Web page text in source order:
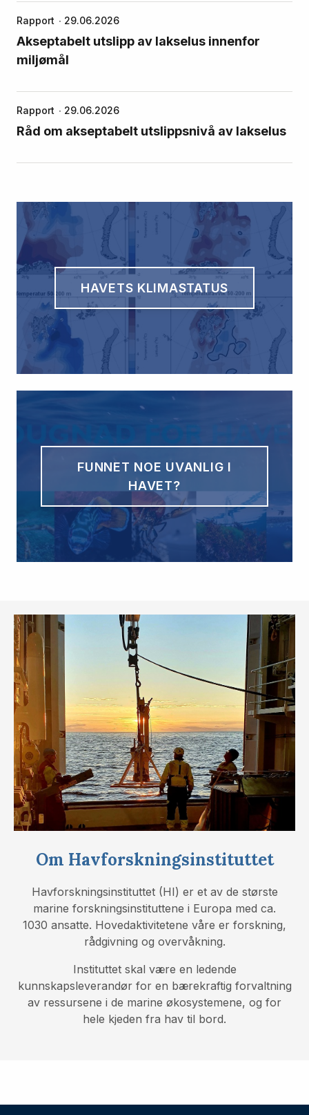
Rapport 29.06.2026
Akseptabelt utslipp av lakselus innenfor
miljømål
Rapport 29.06.2026
Råd om akseptabelt utslippsnivå av lakselus
HAVETS KLIMASTATUS
FUNNET NOE UVANLIG I
HAVET?
Om Havforskningsinstituttet
Havforskningsinstituttet (HI) er et av de største
marine forskningsinstituttene i Europa med ca.
1030 ansatte. Hovedaktivitetene våre er forskning,
rådgivning og overvåkning.
Instituttet skal være en ledende
kunnskapsleverandør for en bærekraftig forvaltning
av ressursene i de marine økosystemene, og for
hele kjeden fra hav til bord.